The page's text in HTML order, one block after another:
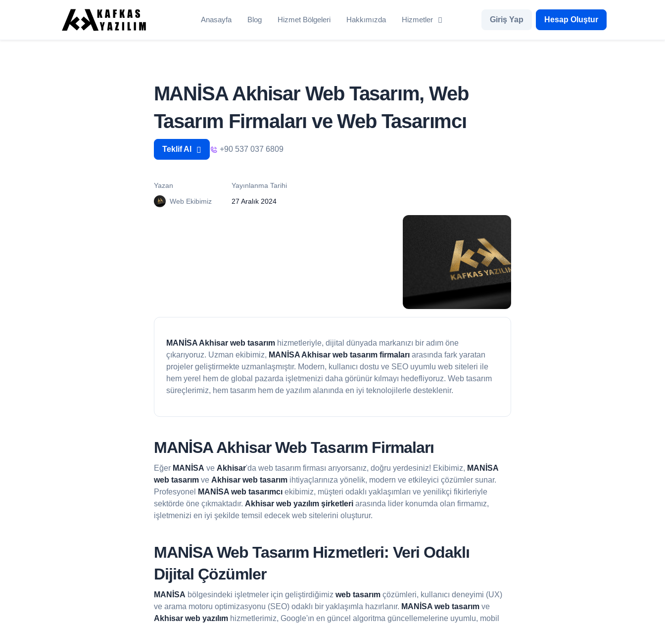
Anasayfa Blog Hizmet Bölgeleri Hakkımızda Hizmetler Giriş Yap Hesap Oluştur
MANİSA Akhisar Web Tasarım, Web
Tasarım Firmaları ve Web Tasarımcı
Teklif Al +90 537 037 6809
Yazan
Web Ekibimiz
Yayınlanma Tarihi
27 Aralık 2024
MANİSA Akhisar web tasarımhizmetleriyle, dijital dünyada markanızı bir adım öne
çıkarıyoruz. Uzman ekibimiz, MANİSA Akhisar web tasarım firmalarıarasında fark yaratan
projeler geliştirmekte uzmanlaşmıştır. Modern, kullanıcı dostu ve SEO uyumlu web siteleri ile
hem yerel hem de global pazarda işletmenizi daha görünür kılmayı hedefliyoruz. Web tasarım
süreçlerimiz, hem tasarım hem de yazılım alanında en iyi teknolojilerle desteklenir.
MANİSA Akhisar Web Tasarım Firmaları
Eğer MANİSA ve Akhisar'da web tasarım firması arıyorsanız, doğru yerdesiniz! Ekibimiz, MANİSA
web tasarımve Akhisar web tasarımihtiyaçlarınıza yönelik, modern ve etkileyici çözümler sunar.
Profesyonel
MANİSA web tasarımcıekibimiz, müşteri odaklı yaklaşımları ve yenilikçi fikirleriyle
sektörde öne çıkmaktadır. Akhisar web yazılım şirketleriarasında lider konumda olan firmamız,
işletmenizi en iyi şekilde temsil edecek web sitelerini oluşturur.
MANİSA Web Tasarım Hizmetleri: Veri Odaklı
Dijital Çözümler
MANİSA bölgesindeki işletmeler için geliştirdiğimiz web tasarımçözümleri, kullanıcı deneyimi (UX)
ve arama motoru optimizasyonu (SEO) odaklı bir yaklaşımla hazırlanır. MANİSA web tasarımve
Akhisar web yazılımhizmetlerimiz, Google'ın en güncel algoritma güncellemelerine uyumlu, mobil